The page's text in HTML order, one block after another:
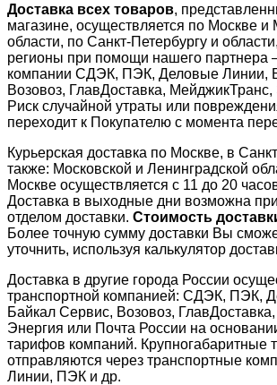
Доставка всех товаров,
магазине, осуществляется по Москве и
области, по Санкт-Петербургу и
регионы при помощи нашего партнера
компании СДЭК, ПЭК, Деловые Линии,
Возовоз, ГлавДоставка, МейджикТранс,
Риск случайной утраты или
переходит к Покупателю с момента
Курьерская доставка по Москве, в
также: Московской и Ленинградской
Москве осуществляется с 11 до 20
Доставка в выходные дни возможна
отделом доставки. Стоимость
Более точную сумму доставки Вы
уточнить, используя калькулятор
Доставка в другие города России
транспортной компанией: СДЭК, ПЭК,
Байкал Сервис, Возовоз,
Энергия или Почта России на
тарифов компаний. Крупногабаритные
отправляются через транспортные
Линии, ПЭК и др.